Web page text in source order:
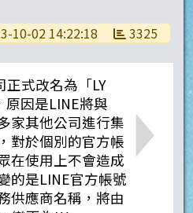
10-02 14:22:18 3325
正式改名為「LY
因是LINE將與
家其他公司進行集
對於個別的官方帳
在使用上不會造成
的是LINE官方帳號
供應商名稱，將由